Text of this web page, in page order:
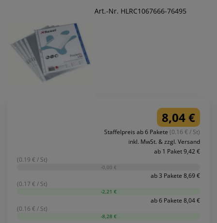
Art.-Nr. HLRC1067666-76495
8,04 €
Staffelpreis ab 6 Pakete (0.16 € / St)
inkl. MwSt. & zzgl. Versand
ab 1 Paket 9,42 €
(0.19 € / St)
-0,00 €
ab 3 Pakete 8,69 €
(0.17 € / St)
-2,21 €
ab 6 Pakete 8,04 €
(0.16 € / St)
-8,28 €